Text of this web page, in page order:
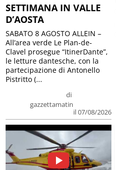
SETTIMANA IN VALLE
D’AOSTA
di
gazzettamatin
il 07/08/2026
SABATO 8 AGOSTO ALLEIN –
All’area verde Le Plan-de-
Clavel prosegue “ItinerDante”,
le letture dantesche, con la
partecipazione di Antonello
Pistritto (...